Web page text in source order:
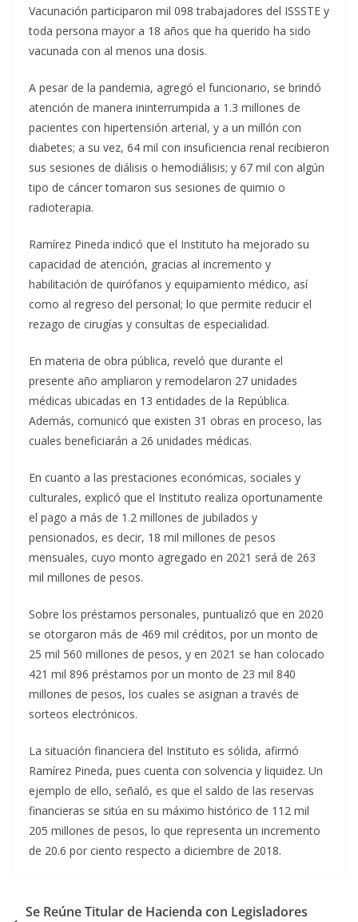
Vacunación participaron mil 098 trabajadores del ISSSTE y
toda persona mayor a 18 años que ha querido ha sido
vacunada con al menos una dosis.
A pesar de la pandemia, agregó el funcionario, se brindó
atención de manera ininterrumpida a 1.3 millones de
pacientes con hipertensión arterial, y a un millón con
diabetes; a su vez, 64 mil con insuficiencia renal recibieron
sus sesiones de diálisis o hemodiálisis; y 67 mil con algún
tipo de cáncer tomaron sus sesiones de quimio o
radioterapia.
Ramírez Pineda indicó que el Instituto ha mejorado su
capacidad de atención, gracias al incremento y
habilitación de quirófanos y equipamiento médico, así
como al regreso del personal; lo que permite reducir el
rezago de cirugías y consultas de especialidad.
En materia de obra pública, reveló que durante el
presente año ampliaron y remodelaron 27 unidades
médicas ubicadas en 13 entidades de la República.
Además, comunicó que existen 31 obras en proceso, las
cuales beneficiarán a 26 unidades médicas.
En cuanto a las prestaciones económicas, sociales y
culturales, explicó que el Instituto realiza oportunamente
el pago a más de 1.2 millones de jubilados y
pensionados, es decir, 18 mil millones de pesos
mensuales, cuyo monto agregado en 2021 será de 263
mil millones de pesos.
Sobre los préstamos personales, puntualizó que en 2020
se otorgaron más de 469 mil créditos, por un monto de
25 mil 560 millones de pesos, y en 2021 se han colocado
421 mil 896 préstamos por un monto de 23 mil 840
millones de pesos, los cuales se asignan a través de
sorteos electrónicos.
La situación financiera del Instituto es sólida, afirmó
Ramírez Pineda, pues cuenta con solvencia y liquidez. Un
ejemplo de ello, señaló, es que el saldo de las reservas
financieras se sitúa en su máximo histórico de 112 mil
205 millones de pesos, lo que representa un incremento
de 20.6 por ciento respecto a diciembre de 2018.
Se Reúne Titular de Hacienda con Legisladores